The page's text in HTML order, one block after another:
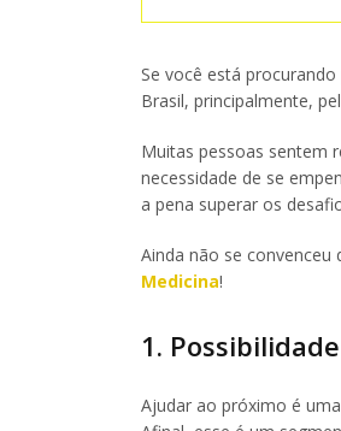
Se você está
Brasil, principalmente,
Muitas pessoas sentem
necessidade de se
a pena superar os
Ainda não se
Medicina!
1.
Ajudar ao próximo é